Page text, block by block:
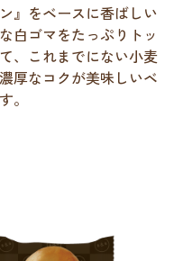
ン』をベースに香ばしい
白ゴマをたっぷりトッ
、これまでにない小麦
厚なコクが美味しいベ
。